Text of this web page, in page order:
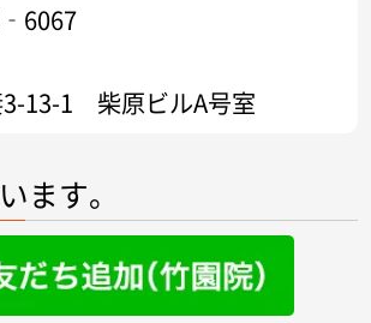
3-13-1 柴原ビルA号室
ます。